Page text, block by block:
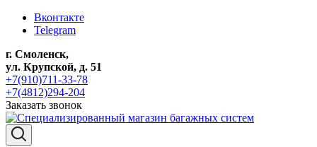
Вконтакте
Telegram
г. Смоленск,
ул. Крупской, д. 51
+7(910)711-33-78
+7(4812)294-204
Заказать звонок